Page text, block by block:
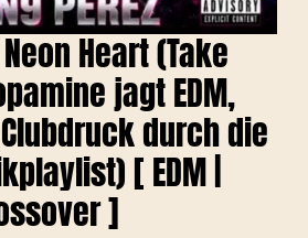
Heart (Take
jagt EDM,
durch die
[ EDM |
]